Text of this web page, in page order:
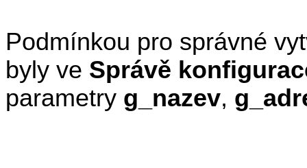
Podmínkou pro správné
byly ve Správě
parametry g_nazev,